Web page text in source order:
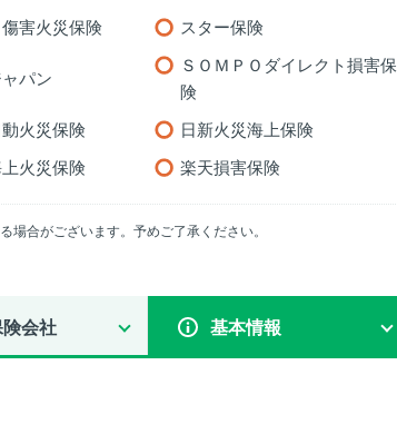
害火災保険 スター保険
パン
ＳＯＭＰＯダイレクト損害保
険
火災保険
日新火災海上保険
火災保険 楽天損害保険
合がございます。予めご了承ください。
会社 基本情報